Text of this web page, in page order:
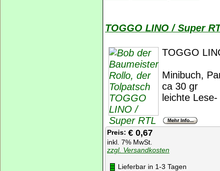
TOGGO LINO / Super
TOGGO
Minibuch,
ca 30 gr
leichte
Preis: € 0,67
inkl. 7% MwSt.
zzgl. Versandkosten
Lieferbar in 1-3 Tagen